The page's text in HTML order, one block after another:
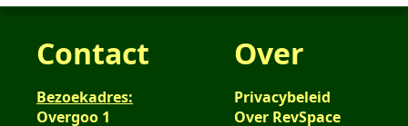
Contact
Bezoekadres:
Overgoo 1
Over
Privacybeleid
Over RevSpace